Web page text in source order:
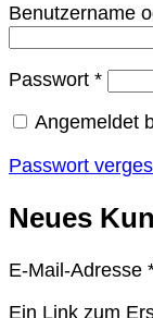
Benutzername
Passwort *
Angemeldet
Passwort
Neues
E-Mail-Adresse
Ein Link zum